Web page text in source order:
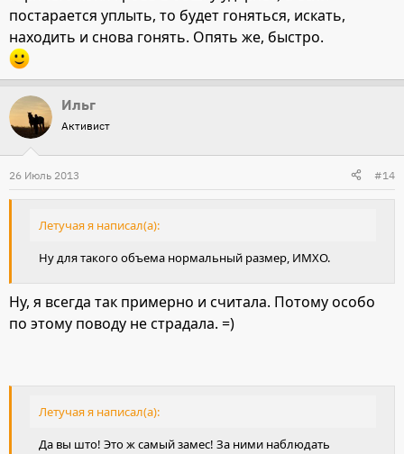
постарается уплыть, то будет гоняться, искать,
находить и снова гонять. Опять же, быстро.
Ильг
Активист
26 Июль 2013 #14
Летучая я написал(а):
Ну для такого объема нормальный размер, ИМХО.
Ну, я всегда так примерно и считала. Потому особо
по этому поводу не страдала. =)
Летучая я написал(а):
Да вы што! Это ж самый замес! За ними наблюдать